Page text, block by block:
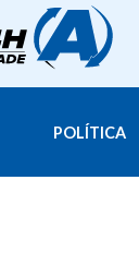
POLÍTICA